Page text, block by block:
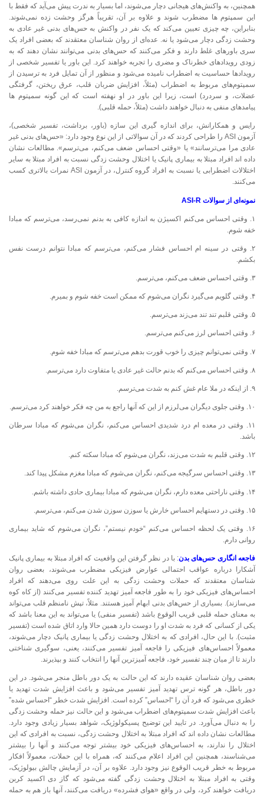
همچنین، به واکنش‌های هیجانی دچار می‌شوند، اما بسیار به ندرت پیش می‌آید که فقط با
این سمپتوم ها مضطرب شوند و علاوه بر آن، تقریباً هرگز وحشت زده نمی‌شوند.
بنابراین، چه چیزی تعیین می‌کند که یک نفر در واکنش به حس‌های بدنی غیر عادی به
وحشت زدگی دچار می‌شود یا نه. عده‌ای از روان شناسان معتقدند که بعضی افراد یک
سری باورهای غلط دارند و فکر می‌کنند که حس‌های بدنی می‌توانند نشان دهند که به
زودی رویدادهای خطرناک و مضری را تجربه خواهند کرد. این باور یا تفسیر شخصی از
رویدادها حساسیت به اضطراب نامیده می‌شود و منظور از آن تمایل فرد به ترسیدن از
سمپتوم‌های مربوط به اضطراب (مثلاً، افزایش ضربان قلب، عرق ریختن، گرفتگی
عضلات، و سردرد) است، زیرا این باور در او نهفته است که این گونه سمپتوم ها
پیامدهای منفی به دنبال خواهند داشت (مثلاً، حمله قلبی).
رایس و همکارانش، برای اندازه گیری این سازه (باور، برداشت، تفسیر شخصی)،
آزمون ASI را طراحی کردند که در آن سوالاتی از این نوع وجود دارد: «حس‌های بدنی غیر
عادی مرا می‌ترسانند» یا «وقتی احساس ضعف می‌کنم، می‌ترسم». مطالعات نشان
داده اند افراد مبتلا به بیماری پانیک یا اختلال وحشت زدگی نسبت به افراد مبتلا به سایر
اختلالات اضطرابی یا نسبت به افراد گروه کنترل، در آزمون ASI نمرات بالاتری کسب
می‌کنند.
نمونه‌ای از سوالات ASI-R
۱. وقتی احساس می‌کنم اکسیژن به اندازه کافی به بدنم نمی‌رسد، می‌ترسم که مبادا
خفه شوم.
۲. وقتی در سینه ام احساس فشار می‌کنم، می‌ترسم که مبادا نتوانم درست نفس
بکشم.
۳. وقتی احساس ضعف می‌کنم، می‌ترسم.
۴. وقتی گلویم می‌گیرد نگران می‌شوم که ممکن است خفه شوم و بمیرم.
۵. وقتی قلبم تند تند می‌زند می‌ترسم.
۶. وقتی احساس لرز می‌کنم می‌ترسم.
۷. وقتی نمی‌توانم چیزی را خوب قورت بدهم می‌ترسم که مبادا خفه شوم.
۸. وقتی احساس می‌کنم که بدنم حالت غیر عادی یا متفاوت دارد می‌ترسم.
۹. از اینکه در ملا عام غش کنم به شدت می‌ترسم.
۱۰. وقتی جلوی دیگران می‌لرزم از این که آنها راجع به من چه فکر خواهند کرد می‌ترسم.
۱۱. وقتی در معده ام درد شدیدی احساس می‌کنم، نگران می‌شوم که مبادا سرطان
باشد.
۱۲. وقتی قلبم به شدت می‌زند، نگران می‌شوم که مبادا سکته کنم.
۱۳. وقتی احساس سرگیجه می‌کنم، نگران می‌شوم که مبادا مغزم مشکل پیدا کند.
۱۴. وقتی ناراحتی معده دارم، نگران می‌شوم که مبادا بیماری حادی داشته باشم.
۱۵. وقتی در دستهایم احساس خارش یا سوزن سوزن شدن می‌کنم، می‌ترسم.
۱۶. وقتی یک لحظه احساس می‌کنم “خودم نیستم”، نگران می‌شوم که شاید بیماری
روانی دارم.
فاجعه انگاری حس‌های بدن: با در نظر گرفتن این واقعیت که افراد مبتلا به بیماری پانیک
آشکارا درباره عواقب احتمالی عوارض فیزیکی مضطرب می‌شوند، بعضی روان
شناسان معتقدند که حملات وحشت زدگی به این علت روی می‌دهند که افراد
احساس‌های فیزیکی خود را به طور فاجعه آمیز تهدید کننده تفسیر می‌کنند (از کاه کوه
می‌سازند). بسیاری از حس‌های بدنی ابهام آمیز هستند. مثلاً، تپش نامنظم قلب می‌تواند
به معنای حمله قلبی قریب الوقوع باشد (تفسیر منفی) یا می‌تواند به این معنا باشد که
یکی از کسانی که فرد به شدت او را دوست دارد همین حالا وارد اتاق شده است (تفسیر
مثبت). با این حال، افرادی که به اختلال وحشت زدگی یا بیماری پانیک دچار می‌شوند،
معمولاً احساس‌های فیزیکی را فاجعه آمیز تفسیر می‌کنند، یعنی، سوگیری شناختی
دارند تا از میان چند تفسیر خود، فاجعه آمیزترین آنها را انتخاب کنند و بپذیرند.
بعضی روان شناسان عقیده دارند که این حالت به یک دور باطل منجر می‌شود. در این
دور باطل، هر گونه ترس تهدید آمیز تفسیر می‌شود و باعث افزایش شدت تهدید یا
خطری می‌شود که فرد آن را “احساس” کرده است. افزایش شدت خطر “احساس شده”
باعث افزایش شدت سمپتوم‌های اضطراب می‌شود و این حالت نیز حمله وحشت زدگی
را به دنبال می‌آورد. در تایید این توضیح پسیکولوژیک، شواهد بسیار زیادی وجود دارد.
مطالعات نشان داده اند که افراد مبتلا به اختلال وحشت زدگی، نسبت به افرادی که این
اختلال را ندارند، به احساس‌های فیزیکی خود بیشتر توجه می‌کنند و آنها را بیشتر
می‌شناسند، همچنین این افراد اعلام می‌کنند که، همراه با این حملات، معمولاً افکار
مربوط به خطر قریب الوقوع نیز وجود دارد. علاوه بر آن، در آزمایش چالش بیولوژیک،
وقتی به افراد مبتلا به اختلال وحشت زدگی گفته می‌شود که گاز دی اکسید کربن
دریافت خواهند کرد، ولی در واقع «هوای فشرده» دریافت می‌کنند، آنها باز هم به حمله